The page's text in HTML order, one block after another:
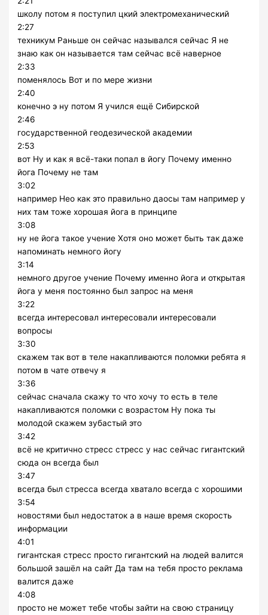
школу потом я поступил цкий электромеханический
2:27
техникум Раньше он сейчас назывался сейчас Я не
знаю как он называется там сейчас всё наверное
2:33
поменялось Вот и по мере жизни
2:40
конечно э ну потом Я учился ещё Сибирской
2:46
государственной геодезической академии
2:53
вот Ну и как я всё-таки попал в йогу Почему именно
йога Почему не там
3:02
например Нео как это правильно даосы там например у
них там тоже хорошая йога в принципе
3:08
ну не йога такое учение Хотя оно может быть так даже
напоминать немного йогу
3:14
немного другое учение Почему именно йога и открытая
йога у меня постоянно был запрос на меня
3:22
всегда интересовал интересовали интересовали
вопросы
3:30
скажем так вот в теле накапливаются поломки ребята я
потом в чате отвечу я
3:36
сейчас сначала скажу то что хочу то есть в теле
накапливаются поломки с возрастом Ну пока ты
молодой скажем зубастый это
3:42
всё не критично стресс стресс у нас сейчас гигантский
сюда он всегда был
3:47
всегда был стресса всегда хватало всегда с хорошими
3:54
новостями был недостаток а в наше время скорость
информации
4:01
гигантская стресс просто гигантский на людей валится
большой зашёл на сайт Да там на тебя просто реклама
валится даже
4:08
просто не может тебе чтобы зайти на свою страницу